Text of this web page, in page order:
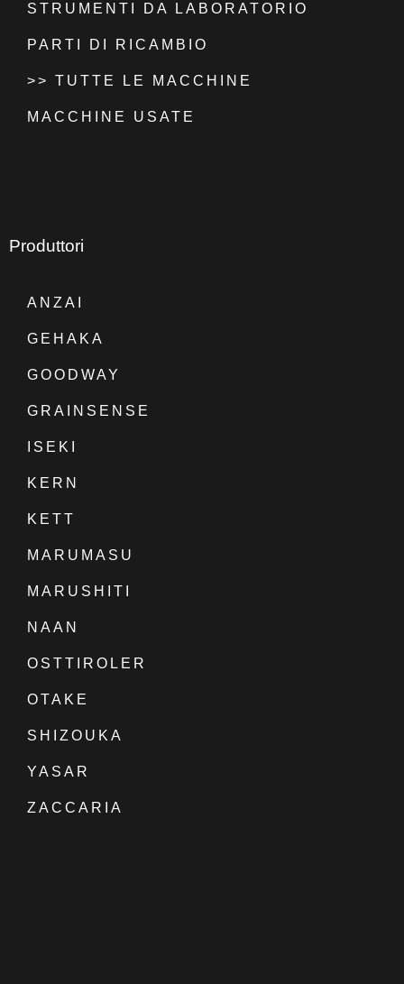
STRUMENTI DA LABORATORIO
PARTI DI RICAMBIO
>> TUTTE LE MACCHINE
MACCHINE USATE
Produttori
ANZAI
GEHAKA
GOODWAY
GRAINSENSE
ISEKI
KERN
KETT
MARUMASU
MARUSHITI
NAAN
OSTTIROLER
OTAKE
SHIZOUKA
YASAR
ZACCARIA